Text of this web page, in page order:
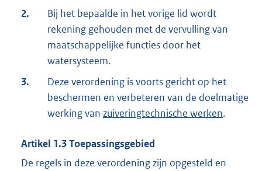
2.
Bij het bepaalde in het vorige lid wordt
rekening gehouden met de vervulling van
maatschappelijke functies door het
watersysteem.
3.
Deze verordening is voorts gericht op het
beschermen en verbeteren van de doelmatige
werking van zuiveringtechnische werken.
Artikel 1.3Toepassingsgebied
De regels in deze verordening zijn opgesteld en